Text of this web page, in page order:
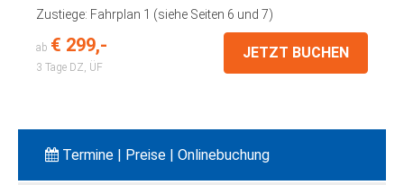
Zustiege: Fahrplan 1 (siehe Seiten 6 und 7)
ab € 299,-
3 Tage DZ, ÜF
JETZT BUCHEN
Termine | Preise | Onlinebuchung